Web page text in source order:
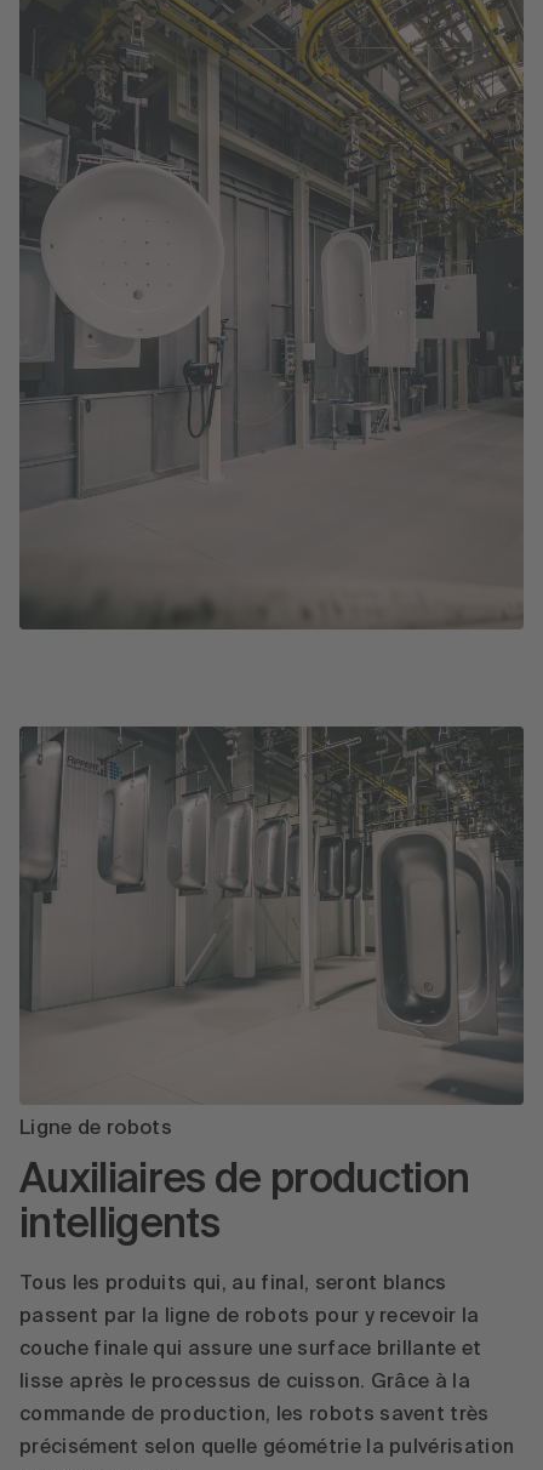
Ligne de robots
Auxiliaires de production
intelligents
Tous les produits qui, au final, seront blancs
passent par la ligne de robots pour y recevoir la
couche finale qui assure une surface brillante et
lisse après le processus de cuisson. Grâce à la
commande de production, les robots savent très
précisément selon quelle géométrie la pulvérisation